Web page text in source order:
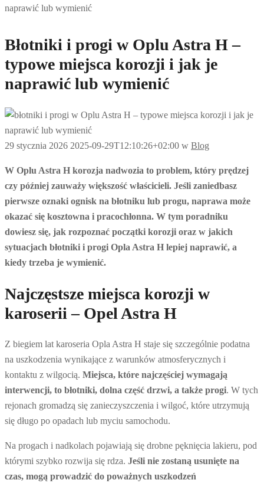
Błotniki i progi w Oplu Astra H –
typowe miejsca korozji i jak je
naprawić lub wymienić
29 stycznia 2026 2025-09-29T12:10:26+02:00 w Blog
W Oplu Astra H korozja nadwozia to problem, który prędzej
czy później zauważy większość właścicieli. Jeśli zaniedbasz
pierwsze oznaki ognisk na błotniku lub progu, naprawa może
okazać się kosztowna i pracochłonna. W tym poradniku
dowiesz się, jak rozpoznać początki korozji oraz w jakich
sytuacjach błotniki i progi Opla Astra H lepiej naprawić, a
kiedy trzeba je wymienić.
Najczęstsze miejsca korozji w
karoserii – Opel Astra H
Z biegiem lat karoseria Opla Astra H staje się szczególnie podatna
na uszkodzenia wynikające z warunków atmosferycznych i
kontaktu z wilgocią. Miejsca, które najczęściej wymagają
interwencji, to błotniki, dolna część drzwi, a także progi. W tych
rejonach gromadzą się zanieczyszczenia i wilgoć, które utrzymują
się długo po opadach lub myciu samochodu.
Na progach i nadkolach pojawiają się drobne pęknięcia lakieru, pod
którymi szybko rozwija się rdza. Jeśli nie zostaną usunięte na
czas, mogą prowadzić do poważnych uszkodzeń